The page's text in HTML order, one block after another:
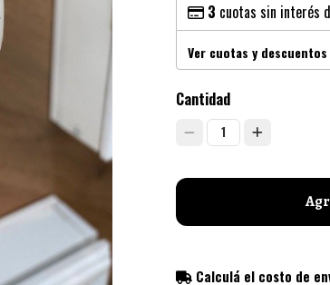
3 cuotas sin interés
Ver cuotas y descuentos
Cantidad
1
Calculá el costo de